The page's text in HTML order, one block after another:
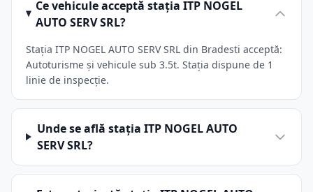
Ce vehicule acceptă stația ITP NOGEL
AUTO SERV SRL?
Stația ITP NOGEL AUTO SERV SRL din Bradesti acceptă:
Autoturisme și vehicule sub 3.5t. Stația dispune de 1
linie de inspecție.
Unde se află stația ITP NOGEL AUTO
SERV SRL?